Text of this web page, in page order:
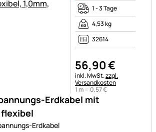
Erdkabel mit
Erdkabel
1 - 3 Tage
4,53 kg
32614
56,90€
Steuerhinweis:
inkl. MwSt.zzgl.
Versandkosten
1 m = 0,57€